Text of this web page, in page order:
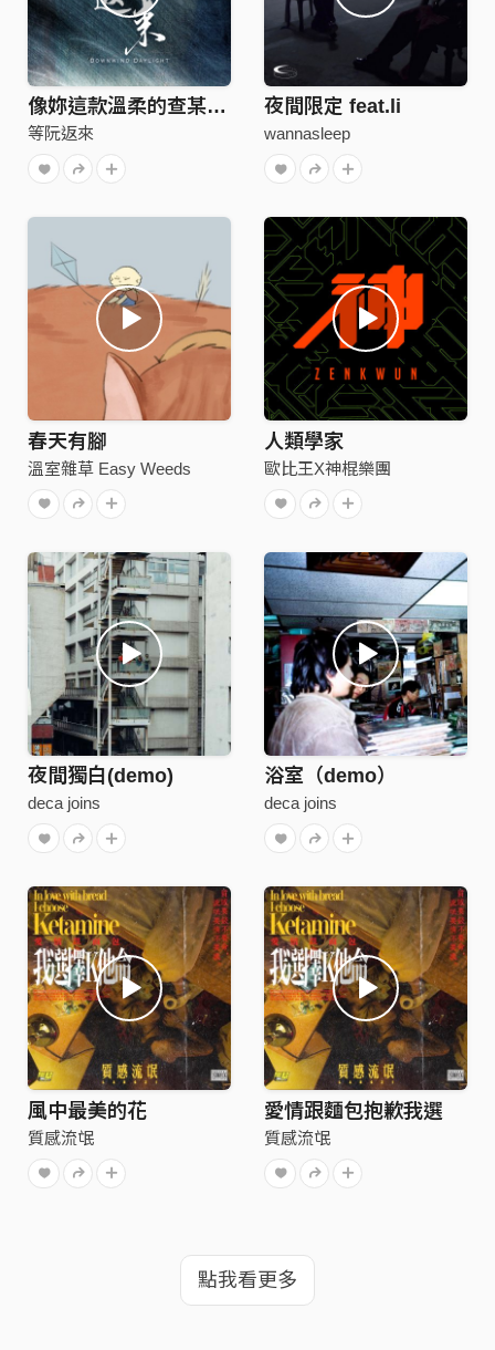
像妳這款溫柔的查某囡仔
等阮返來
夜間限定 feat.li
wannasleep
春天有腳
溫室雜草 Easy Weeds
人類學家
歐比王X神棍樂團
夜間獨白(demo)
deca joins
浴室（demo）
deca joins
風中最美的花
質感流氓
愛情跟麵包抱歉我選
質感流氓
點我看更多